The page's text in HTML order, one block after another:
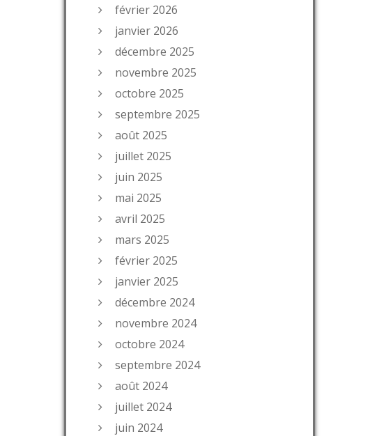
février 2026
janvier 2026
décembre 2025
novembre 2025
octobre 2025
septembre 2025
août 2025
juillet 2025
juin 2025
mai 2025
avril 2025
mars 2025
février 2025
janvier 2025
décembre 2024
novembre 2024
octobre 2024
septembre 2024
août 2024
juillet 2024
juin 2024